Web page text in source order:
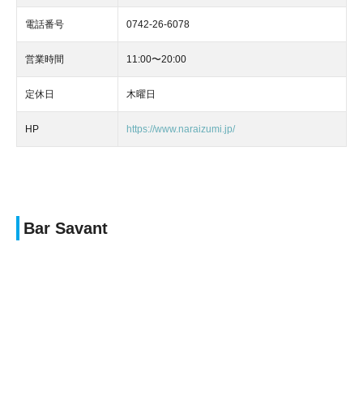
電話番号 0742-26-6078
営業時間 11:00〜20:00
定休日 木曜日
HP https://www.naraizumi.jp/
Bar Savant